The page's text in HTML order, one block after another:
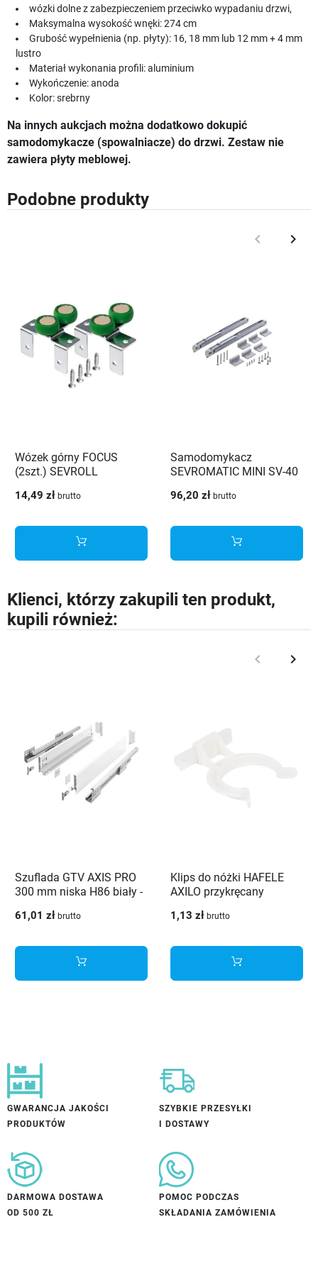
wózki dolne z zabezpieczeniem przeciwko wypadaniu drzwi,
Maksymalna wysokość wnęki: 274 cm
Grubość wypełnienia (np. płyty): 16, 18 mm lub 12 mm + 4 mm
lustro
Materiał wykonania profili: aluminium
Wykończenie: anoda
Kolor: srebrny
Na innych aukcjach można dodatkowo dokupić
samodomykacze (spowalniacze) do drzwi. Zestaw nie
zawiera płyty meblowej.
Podobne produkty
Poprzedni
keyboard_arrow_left keyboard_arrow_right
Wózek górny FOCUS
(2szt.) SEVROLL
14,49 zł brutto
Samodomykacz
SEVROMATIC MINI SV-40
96,20 zł brutto
Klienci, którzy zakupili ten produkt,
kupili również:
Poprzedni
keyboard_arrow_left keyboard_arrow_right
Szuflada GTV AXIS PRO
300 mm niska H86 biały -
61,01 zł brutto
Klips do nóżki HAFELE
AXILO przykręcany
1,13 zł brutto
GWARANCJA JAKOŚCI
PRODUKTÓW
SZYBKIE PRZESYŁKI
I DOSTAWY
DARMOWA DOSTAWA
OD 500 ZŁ
POMOC PODCZAS
SKŁADANIA ZAMÓWIENIA